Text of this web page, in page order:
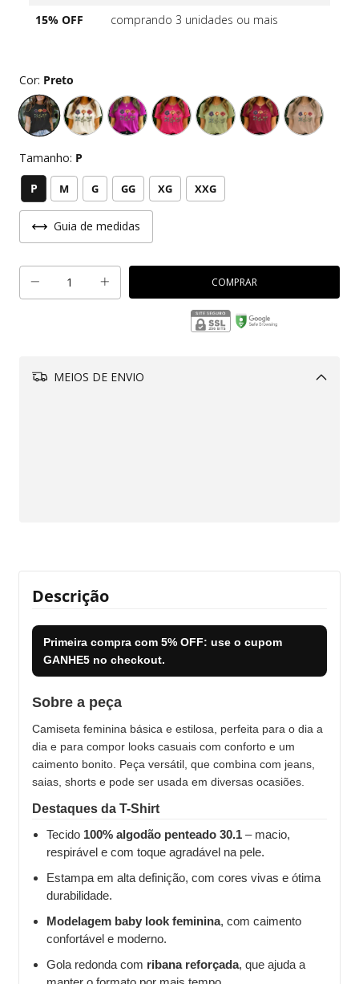
15% OFF
comprando 3 unidades ou mais
Cor: Preto
Tamanho: P
P M G GG XG XXG
Guia de medidas
MEIOS DE ENVIO
Descrição
Primeira compra com 5% OFF: use o cupom
GANHE5 no checkout.
Sobre a peça
Camiseta feminina básica e estilosa, perfeita para o dia a
dia e para compor looks casuais com conforto e um
caimento bonito. Peça versátil, que combina com jeans,
saias, shorts e pode ser usada em diversas ocasiões.
Destaques da T-Shirt
Tecido 100% algodão penteado 30.1 – macio,
respirável e com toque agradável na pele.
Estampa em alta definição, com cores vivas e ótima
durabilidade.
Modelagem baby look feminina, com caimento
confortável e moderno.
Gola redonda com ribana reforçada, que ajuda a